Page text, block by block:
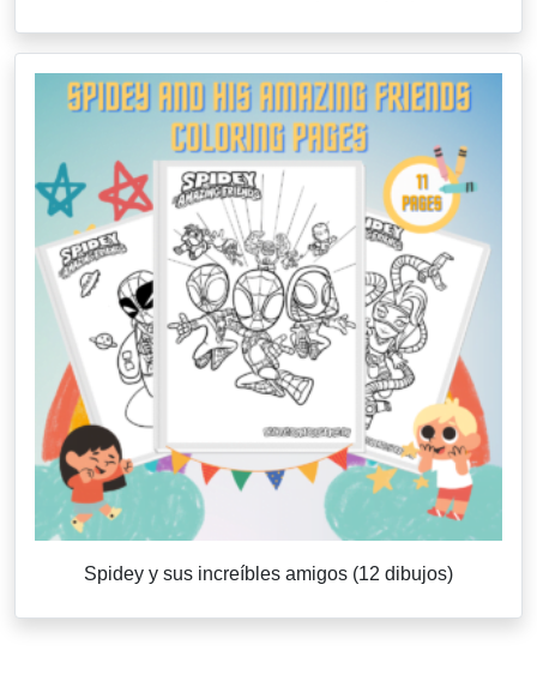
Spidey y sus increíbles amigos (12 dibujos)